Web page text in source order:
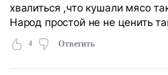
хвалиться ,что кушали мясо
Народ простой не не ценить
4 Ответить